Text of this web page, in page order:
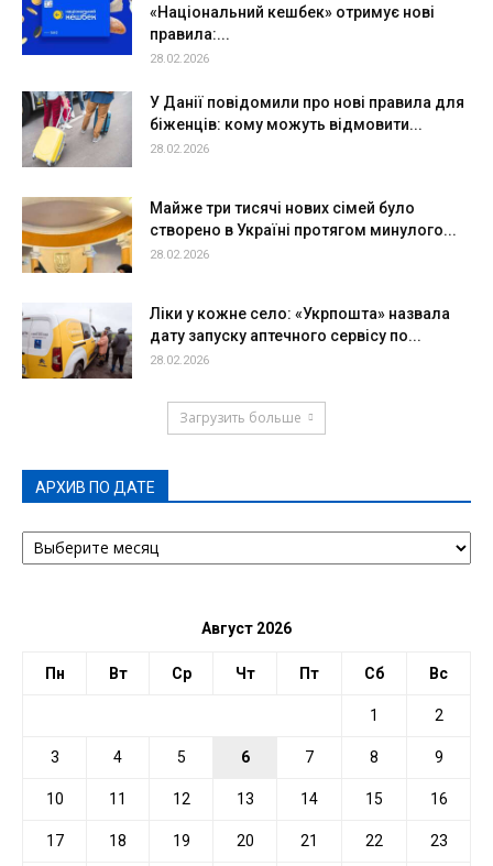
«Національний кешбек» отримує нові
правила:...
28.02.2026
У Данії повідомили про нові правила для
біженців: кому можуть відмовити...
28.02.2026
Майже три тисячі нових сімей було
створено в Україні протягом минулого...
28.02.2026
Ліки у кожне село: «Укрпошта» назвала
дату запуску аптечного сервісу по...
28.02.2026
Загрузить больше
АРХИВ ПО ДАТЕ
АРХИВ
ПО
Август 2026
Пн Вт Ср Чт Пт Сб Вс
1 2
3 4 5 6 7 8 9
10 11 12 13 14 15 16
17 18 19 20 21 22 23